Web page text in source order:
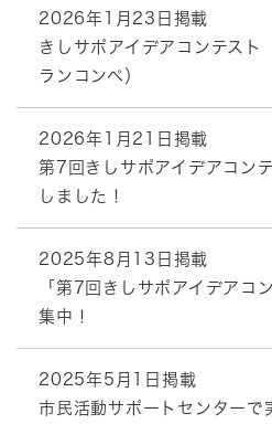
2026年1月23日掲載
きしサポアイデアコンテスト
ランコンペ）
2026年1月21日掲載
第7回きしサポアイデアコン
しました！
2025年8月13日掲載
「第7回きしサポアイデアコ
集中！
2025年5月1日掲載
市民活動サポートセンターで